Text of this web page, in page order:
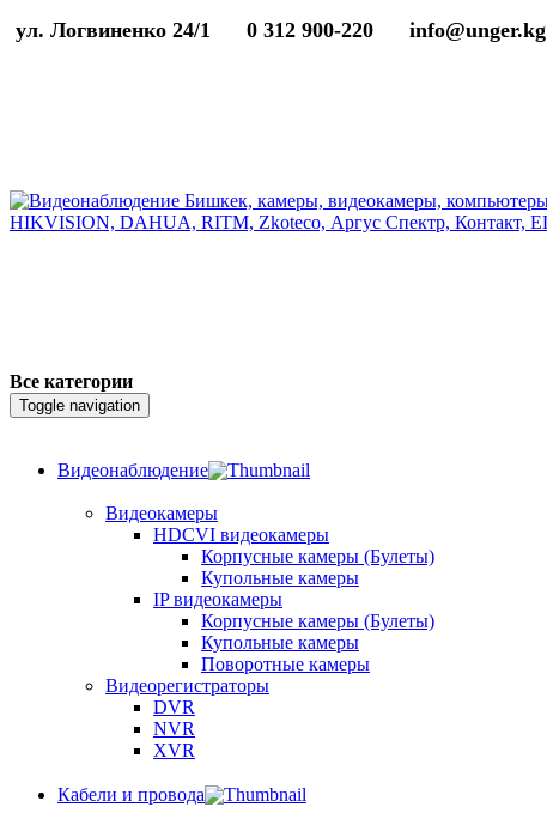
ул. Логвиненко 24/1 0 312 900-220 info@unger.kg
Все категории
Toggle navigation
Видеонаблюдение
Видеокамеры
HDCVI видеокамеры
Корпусные камеры (Булеты)
Купольные камеры
IP видеокамеры
Корпусные камеры (Булеты)
Купольные камеры
Поворотные камеры
Видеорегистраторы
DVR
NVR
XVR
Кабели и провода